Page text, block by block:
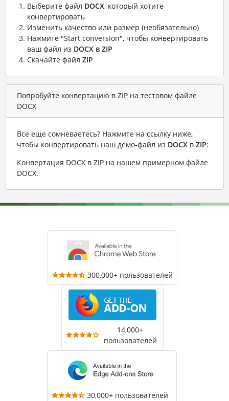
Выберите файл DOCX, который хотите
конвертировать
Изменить качество или размер (необязательно)
Нажмите "Start conversion", чтобы конвертировать
ваш файл из DOCX в ZIP
Скачайте файл ZIP
Попробуйте конвертацию в ZIP на тестовом файле
DOCX
Все еще сомневаетесь? Нажмите на ссылку ниже,
чтобы конвертировать наш демо-файл из DOCXв ZIP:
Конвертация DOCX в ZIP на нашем примерном файле
DOCX.
300,000+ пользователей
14,000+
пользователей
30,000+ пользователей